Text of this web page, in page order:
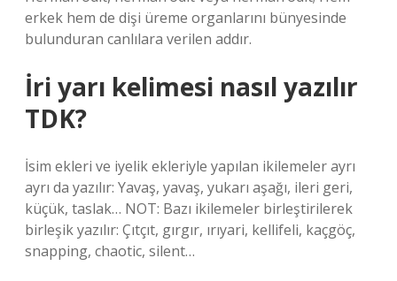
erkek hem de dişi üreme organlarını bünyesinde
bulunduran canlılara verilen addır.
İri yarı kelimesi nasıl yazılır
TDK?
İsim ekleri ve iyelik ekleriyle yapılan ikilemeler ayrı
ayrı da yazılır: Yavaş, yavaş, yukarı aşağı, ileri geri,
küçük, taslak… NOT: Bazı ikilemeler birleştirilerek
birleşik yazılır: Çıtçıt, gırgır, ırıyari, kellifeli, kaçgöç,
snapping, chaotic, silent…